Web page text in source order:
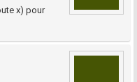
x) pour